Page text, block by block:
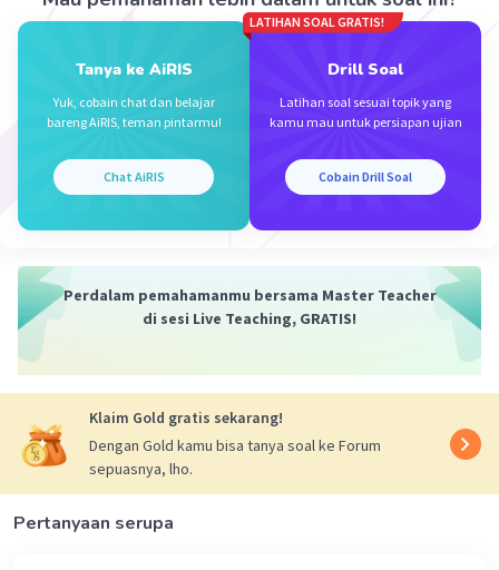
Kalimat pada soal, "Berdasarkan uraian penulis pada
efektif sangat diperlukan untuk mempertinggi hasil
belajar siswa dalam rangka meningkatkan mutu
pendidikan di sekolah" merupakan bagian dari
Jadi, jawaban yang benar adalah D.
Iklan
Tanya ke AiRIS
Yuk, cobain chat dan belajar
bareng AiRIS, teman pintarmu!
Chat AiRIS
LATIHAN SOAL GRATIS!
Drill Soal
Latihan soal sesuai topik yang
kamu mau untuk persiapan ujian
Cobain Drill Soal
Perdalam pemahamanmu bersama Master Teacher
di sesi Live Teaching, GRATIS!
Klaim Gold gratis sekarang!
Dengan Gold kamu bisa tanya soal ke Forum
sepuasnya, lho.
Pertanyaan serupa